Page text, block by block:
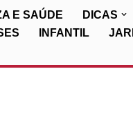
E SAÚDE DICAS
INFANTIL